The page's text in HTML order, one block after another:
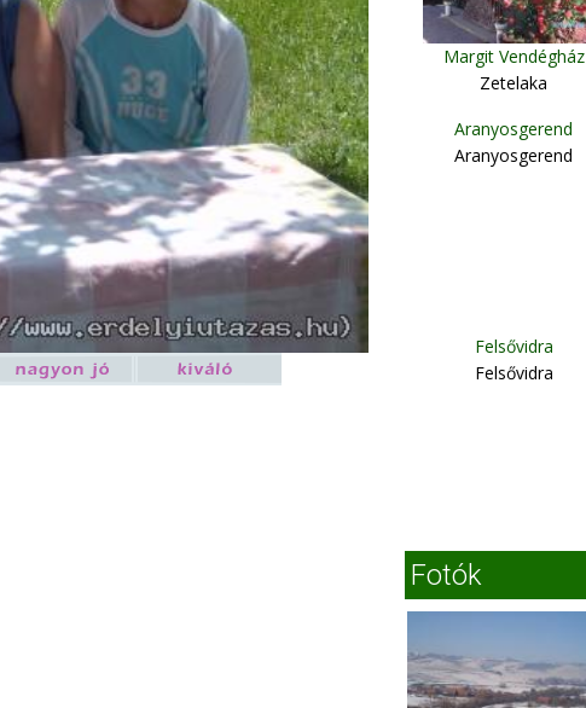
Margit Vendégház
Zetelaka
Aranyosgerend
Aranyosgerend
Felsővidra
Felsővidra
Fotók